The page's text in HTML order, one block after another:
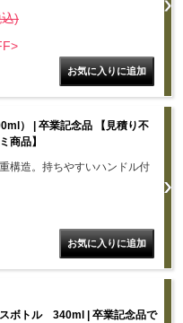
)
） | 卒業記念品 【見積り不
商品】
構造。持ちやすいハンドル付
ボトル 340ml | 卒業記念品で